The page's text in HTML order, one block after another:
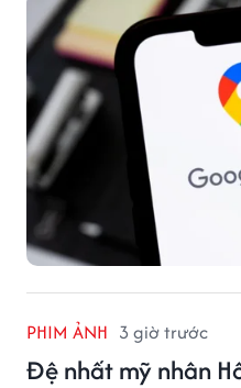
PHIM ẢNH 3 giờ trước
Đệ nhất mỹ nhân